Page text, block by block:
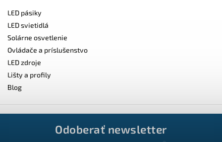
LED pásiky
LED svietidlá
Solárne osvetlenie
Ovládače a príslušenstvo
LED zdroje
Lišty a profily
Blog
Odoberať newsletter